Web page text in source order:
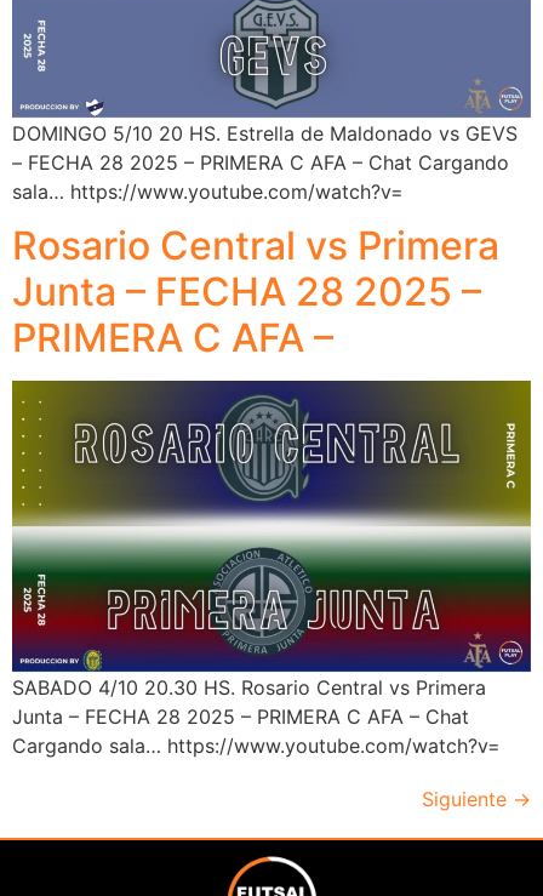
DOMINGO 5/10 20 HS. Estrella de Maldonado vs GEVS
– FECHA 28 2025 – PRIMERA C AFA – Chat Cargando
sala… https://www.youtube.com/watch?v=
Rosario Central vs Primera
Junta – FECHA 28 2025 –
PRIMERA C AFA –
SABADO 4/10 20.30 HS. Rosario Central vs Primera
Junta – FECHA 28 2025 – PRIMERA C AFA – Chat
Cargando sala… https://www.youtube.com/watch?v=
Siguiente →